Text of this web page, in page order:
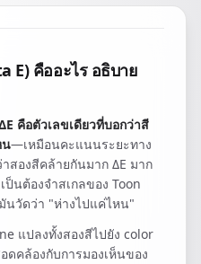
E) คืออะไร อธิบาย
คือตัวเลขเดียวที่บอกว่าสี
น—เหมือนคะแนนระยะทาง
สองสีคล้ายกันมาก ΔE มาก
นต้องจำสเกลของ Toon
นวัดว่า "ห่างไปแค่ไหน"
แปลงทั้งสองสีไปยัง color
ดคล้องกับการมองเห็นของ